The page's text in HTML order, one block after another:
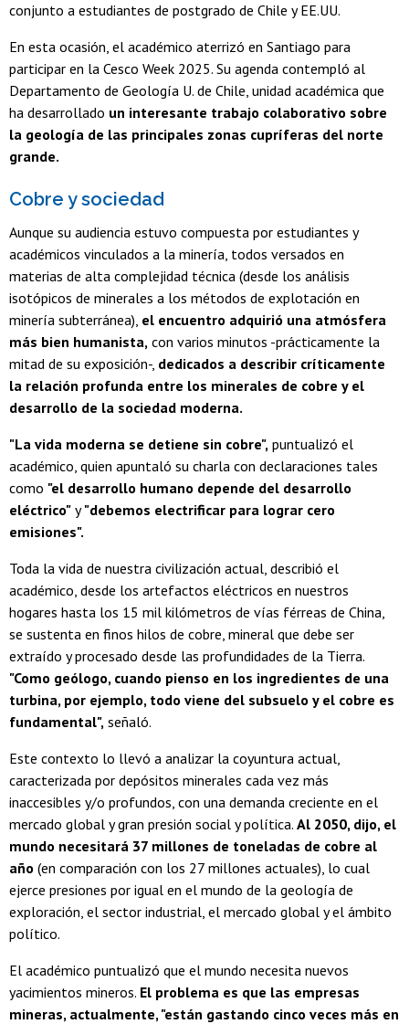
conjunto a estudiantes de postgrado de Chile y EE.UU.
En esta ocasión, el académico aterrizó en Santiago para
participar en la Cesco Week 2025. Su agenda contempló al
Departamento de Geología U. de Chile, unidad académica que
ha desarrollado un interesante trabajo colaborativo sobre
la geología de las principales zonas cupríferas del norte
grande.
Cobre y sociedad
Aunque su audiencia estuvo compuesta por estudiantes y
académicos vinculados a la minería, todos versados en
materias de alta complejidad técnica (desde los análisis
isotópicos de minerales a los métodos de explotación en
minería subterránea), el encuentro adquirió una atmósfera
más bien humanista, con varios minutos -prácticamente la
mitad de su exposición-, dedicados a describir críticamente
la relación profunda entre los minerales de cobre y el
desarrollo de la sociedad moderna.
"La vida moderna se detiene sin cobre", puntualizó el
académico, quien apuntaló su charla con declaraciones tales
como "el desarrollo humano depende del desarrollo
eléctrico" y"debemos electrificar para lograr cero
emisiones".
Toda la vida de nuestra civilización actual, describió el
académico, desde los artefactos eléctricos en nuestros
hogares hasta los 15 mil kilómetros de vías férreas de China,
se sustenta en finos hilos de cobre, mineral que debe ser
extraído y procesado desde las profundidades de la Tierra.
"Como geólogo, cuando pienso en los ingredientes de una
turbina, por ejemplo, todo viene del subsuelo y el cobre es
fundamental", señaló.
Este contexto lo llevó a analizar la coyuntura actual,
caracterizada por depósitos minerales cada vez más
inaccesibles y/o profundos, con una demanda creciente en el
mercado global y gran presión social y política. Al 2050, dijo, el
mundo necesitará 37 millones de toneladas de cobre al
año (en comparación con los 27 millones actuales), lo cual
ejerce presiones por igual en el mundo de la geología de
exploración, el sector industrial, el mercado global y el ámbito
político.
El académico puntualizó que el mundo necesita nuevos
yacimientos mineros. El problema es que las empresas
mineras, actualmente, "están gastando cinco veces más en